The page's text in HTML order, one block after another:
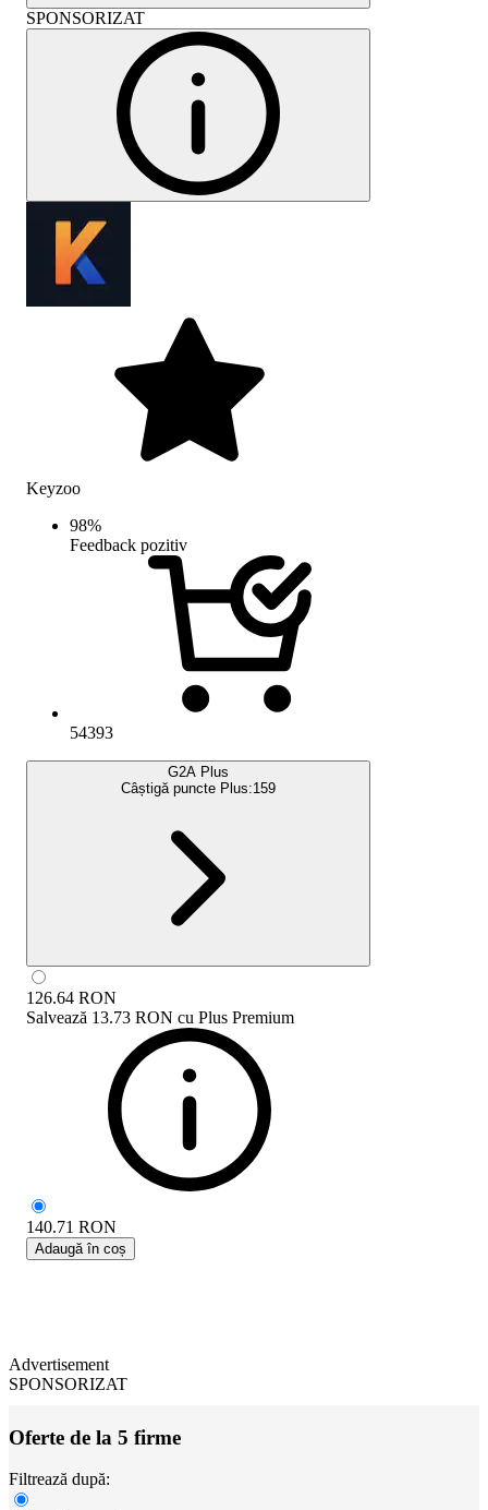
SPONSORIZAT
Keyzoo
98%
Feedback pozitiv
54393
G2A Plus
Câștigă puncte Plus:159
126.64 RON
Salvează 13.73 RON cu Plus Premium
140.71 RON
Adaugă în coș
Advertisement
SPONSORIZAT
Oferte de la 5 firme
Filtrează după: